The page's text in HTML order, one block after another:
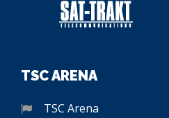
TSC ARENA
TSC Arena